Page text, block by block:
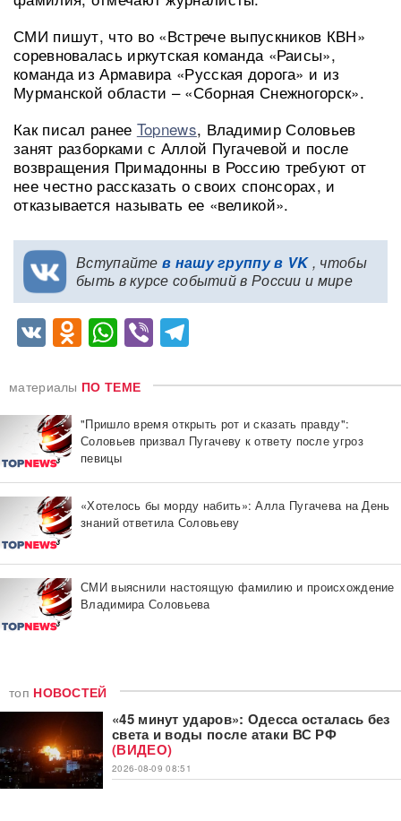
СМИ пишут, что во «Встрече выпускников КВН»
соревновалась иркутская команда «Раисы»,
команда из Армавира «Русская дорога» и из
Мурманской области – «Сборная Снежногорск».
Как писал ранее Topnews, Владимир Соловьев
занят разборками с Аллой Пугачевой и после
возвращения Примадонны в Россию требуют от
нее честно рассказать о своих спонсорах, и
отказывается называть ее «великой».
Вступайте в нашу группу в VK, чтобы
быть в курсе событий в России и мире
VKOdnoklassniki
WhatsApp
Viber
материалы ПО ТЕМЕ
"Пришло время открыть рот и сказать правду":
Соловьев призвал Пугачеву к ответу после угроз
певицы
«Хотелось бы морду набить»: Алла Пугачева на День
знаний ответила Соловьеву
СМИ выяснили настоящую фамилию и происхождение
Владимира Соловьева
топ НОВОСТЕЙ
«45 минут ударов»: Одесса осталась без
света и воды после атаки ВС РФ
(ВИДЕО)
2026-08-09 08:51